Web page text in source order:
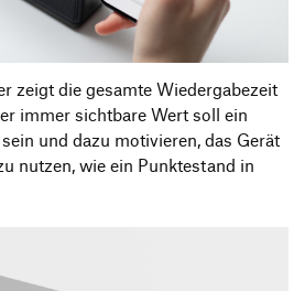
zeigt die gesamte Wiedergabezeit
immer sichtbare Wert soll ein
und dazu motivieren, das Gerät
nutzen, wie ein Punktestand in